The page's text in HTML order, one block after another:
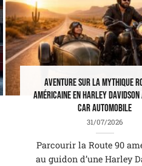
Aventure sur la mythique
américaine en Harley Davidson
car automobile
31/07/2026
Parcourir la Route 90
au guidon d’une Harley